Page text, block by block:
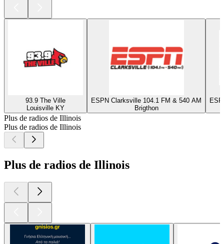
93.9 The Ville
Louisville KY
ESPN Clarksville 104.1 FM & 540 AM
Brigthon
Plus de radios de Illinois
Plus de radios de Illinois
Plus de radios de Illinois